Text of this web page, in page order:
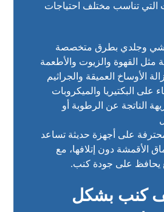
التي تناسب مختلف احتياجات
وجلدي بطرق متخصصة
مثل القهوة والزيوت والأطعمة
الأوساخ العميقة والجراثيم
على البكتيريا والميكروبات
الناتجة عن الرطوبة أو
على أجهزة حديثة تساعد
الأقمشة دون إتلافها، مع
على جودة كنب.
كنب بشكل